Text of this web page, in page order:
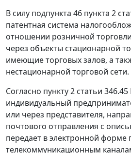
В силу подпункта 46 пункта 2
патентная система
отношении розничной
через объекты стационарной
имеющие торговых залов, а
нестационарной торговой сети.
Согласно пункту 2 статьи 346.45
индивидуальный
или через представителя,
почтового отправления с
передает в электронной форме
телекоммуникационным